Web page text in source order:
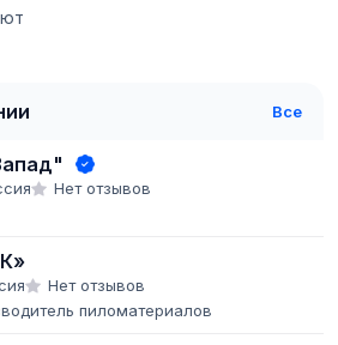
Все
Нет отзывов
Нет отзывов
пиломатериалов